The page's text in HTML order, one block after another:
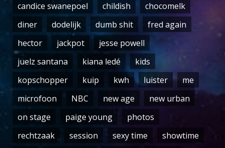
candice swanepoel
childish
chocomelk
diner
dodelijk dumb shit
fred again
hector
jackpot
jesse powell
juelz santana
kiana ledé
kids
kopschopper
kuip kwh luister
me
microfoon
NBC new age
new urban
on stage
paige young
photos
rechtzaak
session sexy time showtime